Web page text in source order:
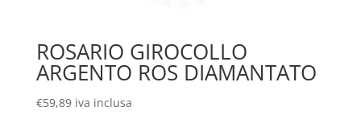
ROSARIO GIROCOLLO
ARGENTO ROS DIAMANTATO
€59,89 iva inclusa